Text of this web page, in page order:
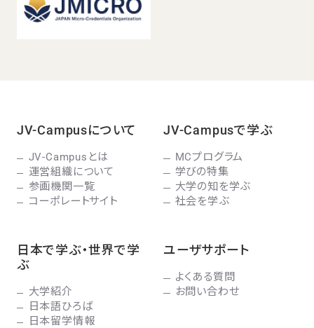
JV-Campusについて
JV-Campusとは
運営組織について
参画機関一覧
コーポレートサイト
JV-Campusで学ぶ
MCプログラム
学びの特集
大学の知を学ぶ
社会を学ぶ
日本で学ぶ・世界で学
ぶ
大学紹介
日本語ひろば
日本留学情報
ユーザサポート
よくある質問
お問い合わせ